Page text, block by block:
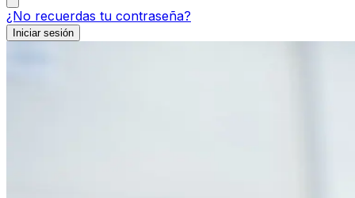
¿No recuerdas tu contraseña?
Iniciar sesión